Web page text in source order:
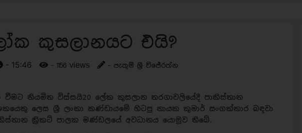
කුසලානයට එයි?
- 15:46 - 1156 views - පැතුම් ශ්‍රී විජේරත්න
වීමට නියමිත විස්සයි20 ලේක කුසලාන තරගාවලියේදී පාකිස්තාන
ලෙස ශ්‍රී ලංකා කණ්ඩායමේ හිටපු නායක කුමාර් සංගක්කාර බඳවා
ක්‍රිකට් පාලක මණ්ඩලයේ අවධානය යොමුව තිබේ.